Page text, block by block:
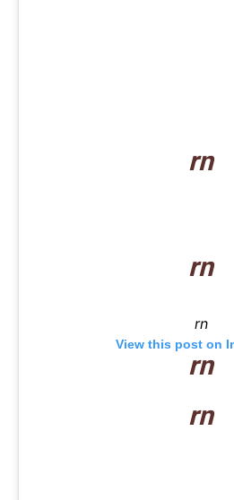
rn
rn
rn
View this post on
rn
rn